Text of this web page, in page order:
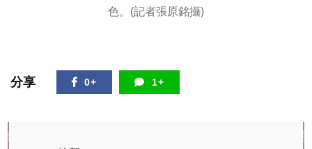
色。(記者張原銘攝)
分享 0+ 1+